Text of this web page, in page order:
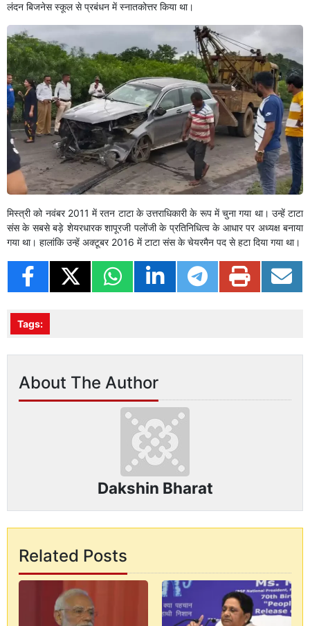
लंदन बिजनेस स्कूल से प्रबंधन में स्नातकोत्तर किया था।
मिस्त्री को नवंबर 2011 में रतन टाटा के उत्तराधिकारी के रूप में चुना गया था। उन्हें टाटा
संस के सबसे बड़े शेयरधारक शापूरजी पलोंजी के प्रतिनिधित्व के आधार पर अध्यक्ष बनाया
गया था। हालांकि उन्हें अक्टूबर 2016 में टाटा संस के चेयरमैन पद से हटा दिया गया था।
Tags:
About The Author
Dakshin Bharat
Related Posts